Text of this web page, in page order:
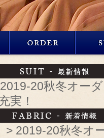
20秋冬オー
実！
> 2019-20秋冬オ